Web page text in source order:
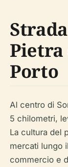
Pietra
Porto
Al centro di
5 chilometri,
La cultura del
mercati lungo
commercio e